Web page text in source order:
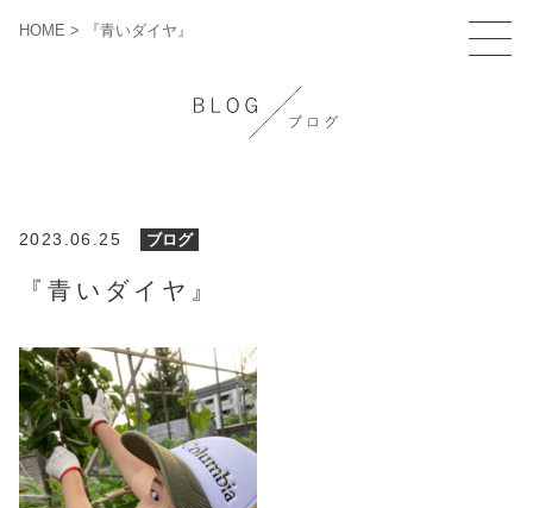
HOME > 『青いダイヤ』
2023.06.25 ブログ
『青いダイヤ』